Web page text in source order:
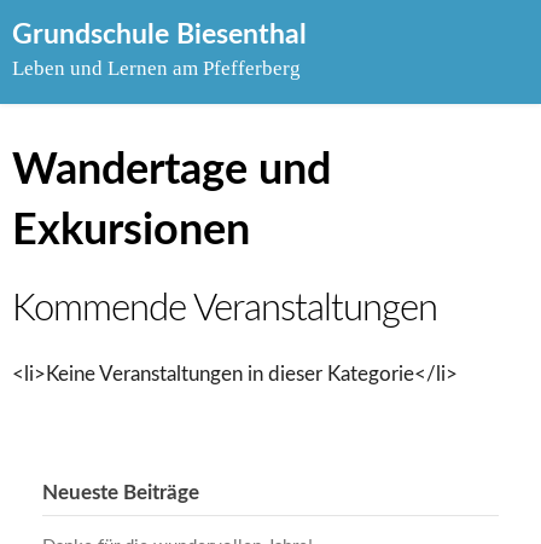
to
Grundschule Biesenthal
Leben und Lernen am Pfefferberg
Wandertage und
Exkursionen
Kommende Veranstaltungen
<li>Keine Veranstaltungen in dieser Kategorie</li>
Neueste Beiträge